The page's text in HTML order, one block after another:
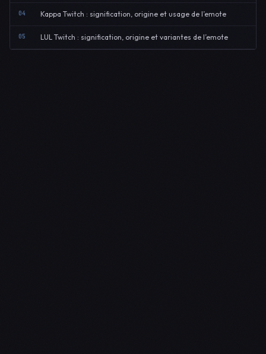
04 Kappa Twitch : signification, origine et usage de l’emote
05 LUL Twitch : signification, origine et variantes de l’emote